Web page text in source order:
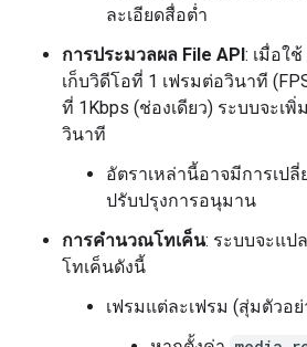
ละเอียดสื่อต่ำ
การประมวลผล File API: เมื่อใ
เก็บวิดีโอที่ 1 เฟรมต่อวินาที
ที่ 1Kbps (ช่องเดียว) ระบบจะเ
วินาที
อัตราเหล่านี้อาจมีการเป
ปรับปรุงการอนุมาน
การคำนวณโทเค็น: ระบบจะแป
โทเค็นดังนี้
เฟรมแต่ละเฟรม (สุ่มตัวอย่